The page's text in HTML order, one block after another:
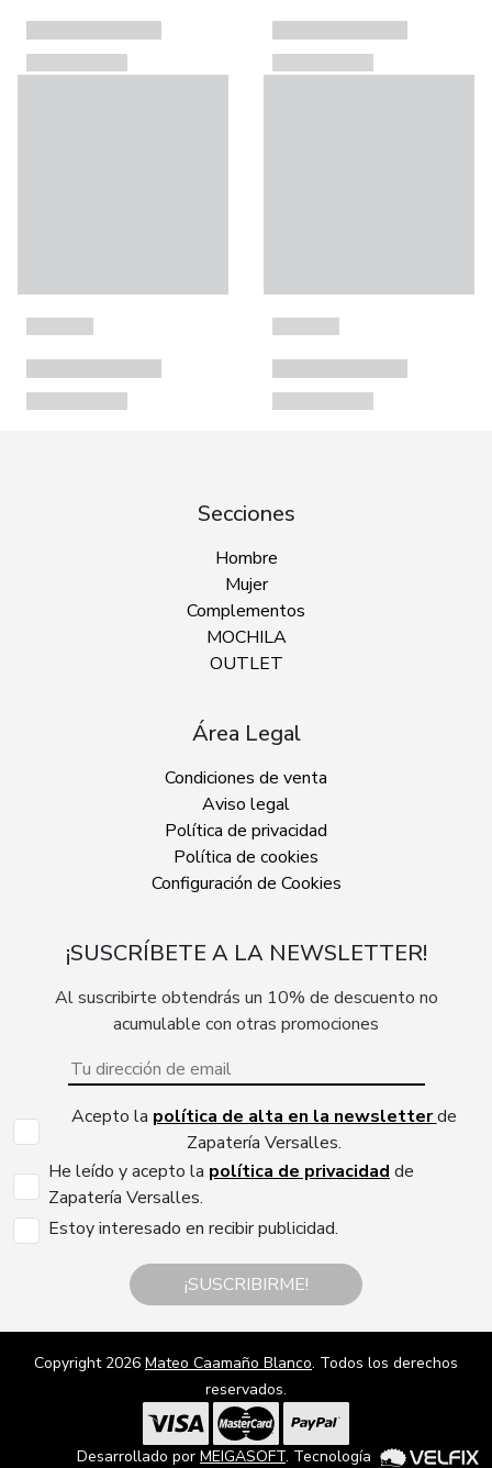
Secciones
Hombre
Mujer
Complementos
MOCHILA
OUTLET
Área Legal
Condiciones de venta
Aviso legal
Política de privacidad
Política de cookies
Configuración de Cookies
¡SUSCRÍBETE A LA NEWSLETTER!
Al suscribirte obtendrás un 10% de descuento no
acumulable con otras promociones
Acepto la política de alta en la newsletterde
Zapatería Versalles.
He leído y acepto la política de privacidad de
Zapatería Versalles.
Estoy interesado en recibir publicidad.
¡SUSCRIBIRME!
Copyright 2026 Mateo Caamaño Blanco. Todos los derechos
reservados.
Desarrollado por MEIGASOFT. Tecnología